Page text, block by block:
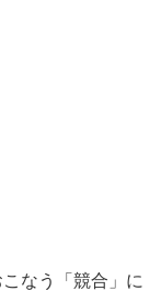
なう「競合」に